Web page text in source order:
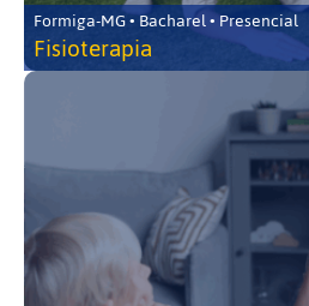
Formiga-MG • Bacharel • Presencial
Fisioterapia